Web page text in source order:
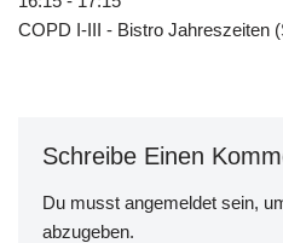
COPD I-III - Bistro Jahreszeiten
Schreibe Einen
Du musst angemeldet sein,
abzugeben.